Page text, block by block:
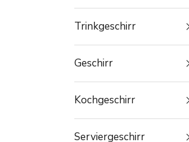
Trinkgeschirr
Geschirr
Kochgeschirr
Serviergeschirr